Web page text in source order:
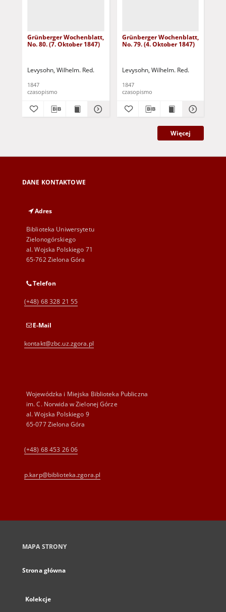
Grünberger Wochenblatt,
No. 80. (7. Oktober 1847)
Levysohn, Wilhelm. Red.
1847
czasopismo
Grünberger Wochenblatt,
No. 79. (4. Oktober 1847)
Levysohn, Wilhelm. Red.
1847
czasopismo
Więcej
DANE KONTAKTOWE
Adres
Biblioteka Uniwersytetu
Zielonogórskiego
al. Wojska Polskiego 71
65-762 Zielona Góra
Telefon
(+48) 68 328 21 55
E-Mail
kontakt@zbc.uz.zgora.pl
Wojewódzka i Miejska Biblioteka Publiczna
im. C. Norwida w Zielonej Górze
al. Wojska Polskiego 9
65-077 Zielona Góra
(+48) 68 453 26 06
p.karp@biblioteka.zgora.pl
MAPA STRONY
Strona główna
Kolekcje